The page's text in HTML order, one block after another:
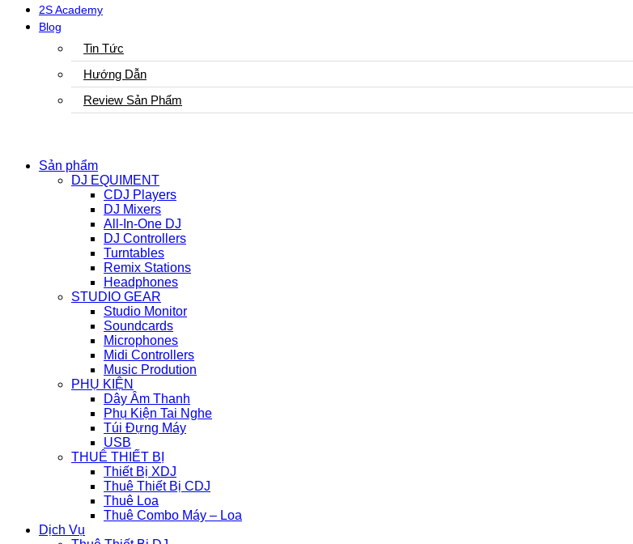
2S Academy
Blog
Tin Tức
Hướng Dẫn
Review Sản Phẩm
Sản phẩm
DJ EQUIMENT
CDJ Players
DJ Mixers
All-In-One DJ
DJ Controllers
Turntables
Remix Stations
Headphones
STUDIO GEAR
Studio Monitor
Soundcards
Microphones
Midi Controllers
Music Prodution
PHỤ KIỆN
Dây Âm Thanh
Phụ Kiện Tai Nghe
Túi Đựng Máy
USB
THUÊ THIẾT BỊ
Thiết Bị XDJ
Thuê Thiết Bị CDJ
Thuê Loa
Thuê Combo Máy – Loa
Dịch Vụ